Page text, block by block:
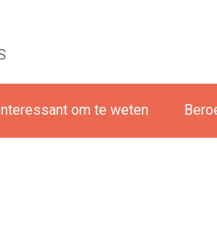
om te weten